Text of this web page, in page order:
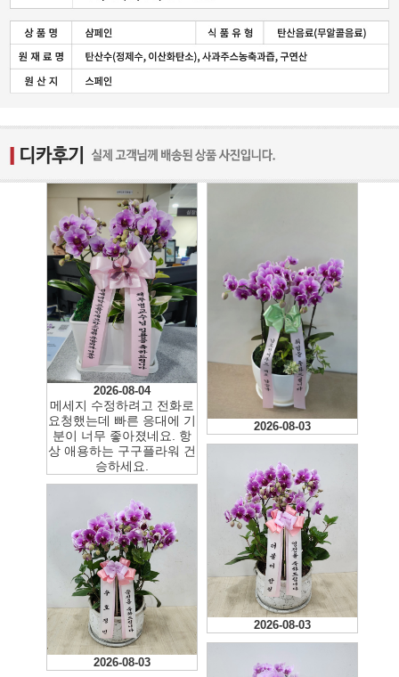
2026-08-04
메세지 수정하려고 전화로
요청했는데 빠른 응대에 기
분이 너무 좋아졌네요. 항
상 애용하는 구구플라워 건
승하세요.
2026-08-03
2026-08-03
2026-08-03